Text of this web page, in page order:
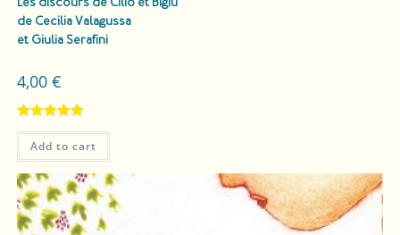
de Cecilia Valagussa
et Giulia Serafini
4,00 €
Rated5.00
out of 5
Add to cart